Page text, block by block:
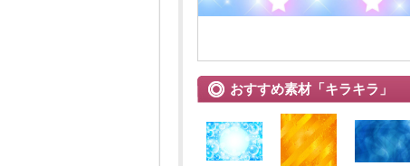
おすすめ素材「キラキラ」